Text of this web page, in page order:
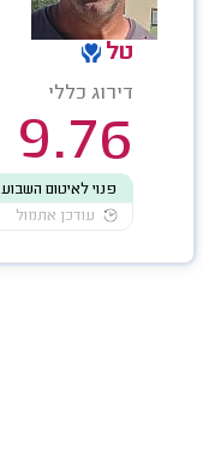
טל
דירוג כללי
9.76
פנוי לאיטום השבוע
עודכן אתמול